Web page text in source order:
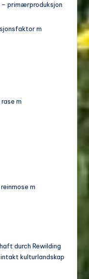
primærproduksjon
m
m
m
durch Rewilding
kulturlandskap